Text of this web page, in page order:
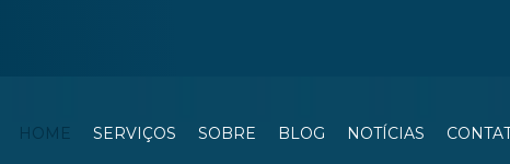
HOME SERVIÇOS SOBRE BLOG NOTÍCIAS